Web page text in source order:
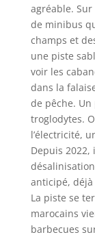
agréable.
de minibus
champs et
une piste
voir les
dans la
de pêche.
troglodytes.
l’électricité,
Depuis
anticipé,
La piste se
marocains
barbecues